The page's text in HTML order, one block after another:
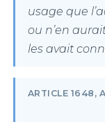
usage que
ou n’en
les avait
ARTICLE 1648,